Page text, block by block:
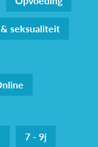
seksualiteit
7 - 9j